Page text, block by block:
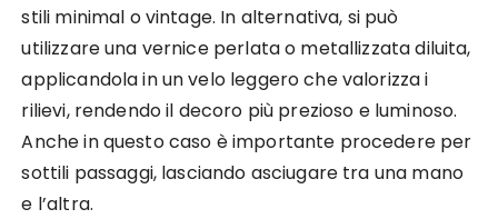
stili minimal o vintage. In alternativa, si può
utilizzare una vernice perlata o metallizzata diluita,
applicandola in un velo leggero che valorizza i
rilievi, rendendo il decoro più prezioso e luminoso.
Anche in questo caso è importante procedere per
sottili passaggi, lasciando asciugare tra una mano
e l’altra.